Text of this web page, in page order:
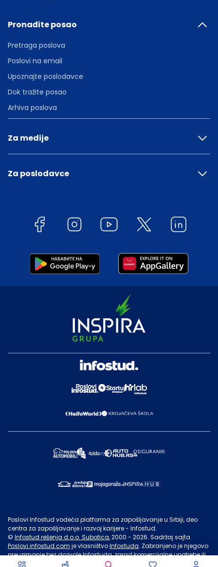
Pronađite posao
Pretraga poslova
Poslovi na email
Upoznajte poslodavce
Dok tražite posao
Arhiva poslova
Za medije
Za poslodavce
Poslovi Infostud vodeća platforma za zapošljavanje u Srbiji, deo
centra za zapošljavanje i razvoj karijere - Infostud.
© Infostud rešenja d.o.o. Subotica, 2000 - 2026. Sadržaj sajta
Poslovi.infostud.com je vlasništvoInfostuda. Zabranjeno je njegovo
preuzimanje bez dozvoleInfostuda, zarad komercijalne upotrebe ili
u druge svrhe, osim za lične potrebe posetilaca sajta.